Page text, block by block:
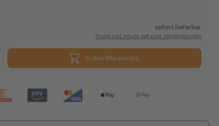
sofort lieferbar
Preise inkl. MwSt. ggf. zzgl. Versandkosten
In den Warenkorb